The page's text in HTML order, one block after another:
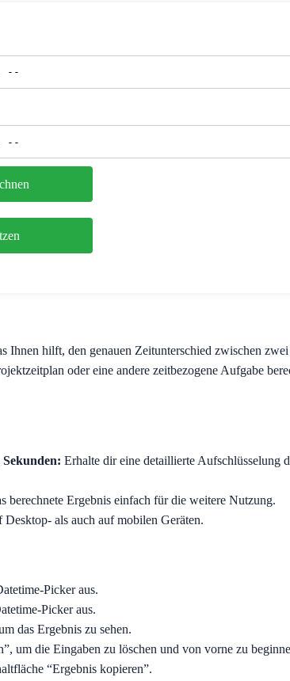
Ihnen hilft, den genauen Zeitunterschied zwischen
oder eine andere zeitbezogene Aufgabe
Erhalte dir eine detaillierte Aufschlüsselung
berechnete Ergebnis einfach für die weitere Nutzung.
als auch auf mobilen Geräten.
Picker aus.
Picker aus.
das Ergebnis zu sehen.
um die Eingaben zu löschen und von vorne zu
“Ergebnis kopieren”.